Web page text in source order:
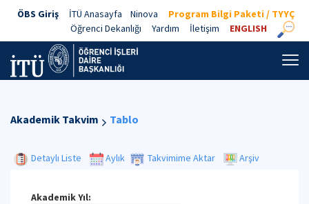
ÖBS Giriş İTÜ Anasayfa Ninova
Program Bilgi Paketi / TYYÇ
Öğrenci Dekanlığı
Yardım İletişim ENGLISH
Akademik Takvim Tablo
Detaylı Liste Aylık Takvimime Aktar Arşiv
Akademik Yıl: